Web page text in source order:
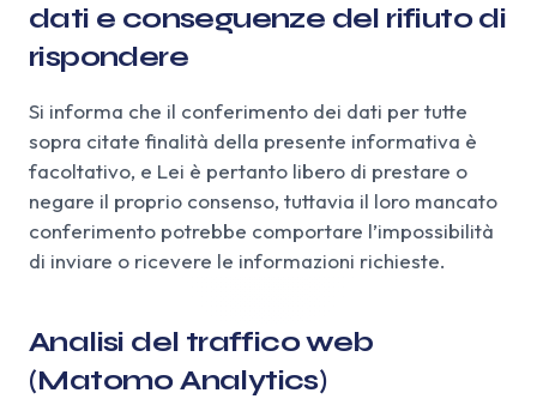
dati e conseguenze del rifiuto di
rispondere
Si informa che il conferimento dei dati per tutte
sopra citate finalità della presente informativa è
facoltativo, e Lei è pertanto libero di prestare o
negare il proprio consenso, tuttavia il loro mancato
conferimento potrebbe comportare l’impossibilità
di inviare o ricevere le informazioni richieste.
Analisi del traffico web
(Matomo Analytics)